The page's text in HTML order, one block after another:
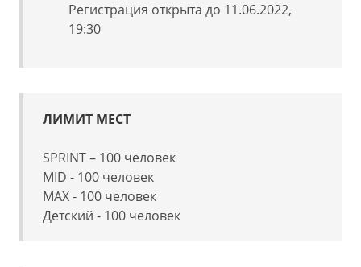
Регистрация открыта до 11.06.2022,
19:30
ЛИМИТ МЕСТ
SPRINT – 100 человек
MID - 100 человек
MAX - 100 человек
Детский - 100 человек